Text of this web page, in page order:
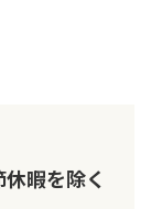
暇を除く